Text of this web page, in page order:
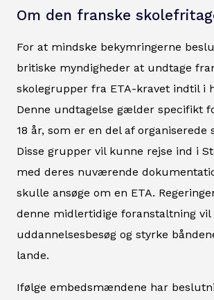
Om den franske
For at mindske bekymringerne
britiske myndigheder at undtage
skolegrupper fra ETA-kravet indtil i
Denne undtagelse gælder specifikt
18 år, som er en del af organiserede
Disse grupper vil kunne rejse ind i
med deres nuværende
skulle ansøge om en ETA.
denne midlertidige foranstaltning vil
uddannelsesbesøg og styrke
lande.
Ifølge embedsmændene har